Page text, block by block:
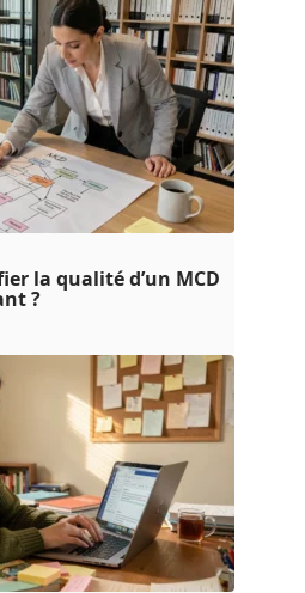
la qualité d’un MCD
?